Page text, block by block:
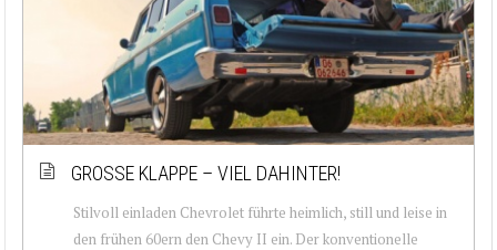
GROSSE KLAPPE – VIEL DAHINTER!
Stilvoll einladen Chevrolet führte heimlich, still und leise in
den frühen 60ern den Chevy II ein. Der konventionelle